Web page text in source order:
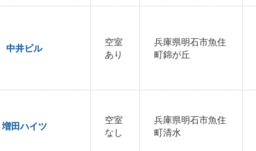
中井ビル
空室
あり
兵庫県明石市魚住
町錦が丘
増田ハイツ
空室
なし
兵庫県明石市魚住
町清水